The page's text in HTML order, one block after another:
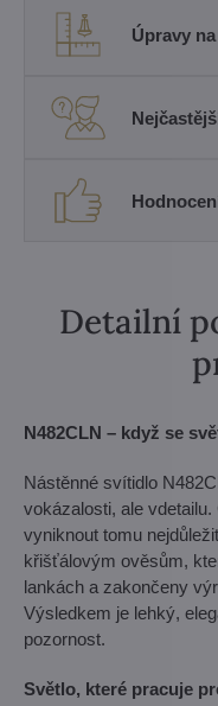
Úpravy
Detailní
N482CLN – když se
Nástěnné svítidlo
vokázalosti, ale
vyniknout tomu
křišťálovým ověsům,
lankách a zakončeny
Výsledkem je lehký,
pozornost.
Světlo, které pracuje